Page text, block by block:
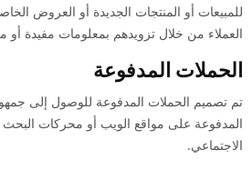
للمبيعات أو المنتجات الجديدة أو العروض
العملاء من خلال تزويدهم بمعلومات مفيدة
الحملات المدفوعة
تم تصميم الحملات المدفوعة للوصول إلى
المدفوعة على مواقع الويب أو محركات
الاجتماعي.